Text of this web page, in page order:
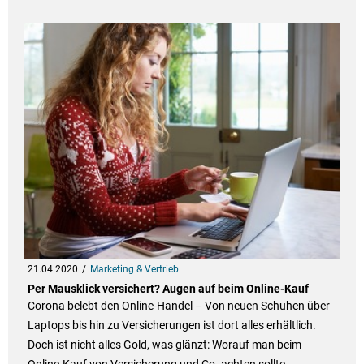
21.04.2020 Marketing & Vertrieb
Per Mausklick versichert? Augen auf beim Online-Kauf
Corona belebt den Online-Handel – Von neuen Schuhen über
Laptops bis hin zu Versicherungen ist dort alles erhältlich.
Doch ist nicht alles Gold, was glänzt: Worauf man beim